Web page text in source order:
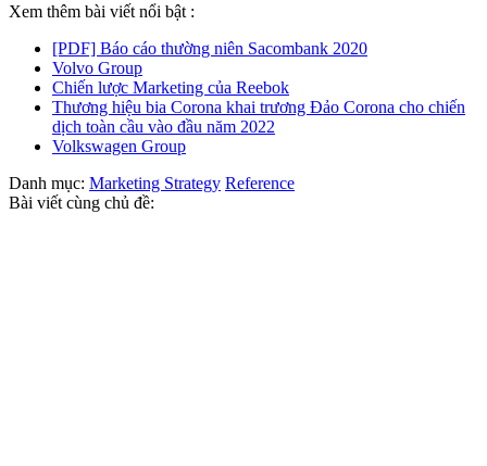
Xem thêm bài viết nổi bật :
[PDF] Báo cáo thường niên Sacombank 2020
Volvo Group
Chiến lược Marketing của Reebok
Thương hiệu bia Corona khai trương Đảo Corona cho chiến
dịch toàn cầu vào đầu năm 2022
Volkswagen Group
Danh mục: Marketing Strategy Reference
Bài viết cùng chủ đề: